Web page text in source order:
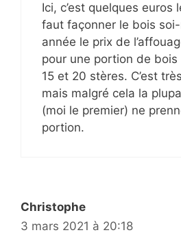
Ici, c’est quelques euros
faut façonner le bois
année le prix de
pour une portion de
15 et 20 stères. C’est
mais malgré cela la
(moi le premier) ne
portion.
Christophe
3 mars 2021 à 20:18